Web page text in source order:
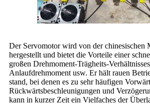
Der Servomotor wird von der chinesischen
hergestellt und bietet die Vorteile einer
großen Drehmoment-Trägheits-
Anlaufdrehmoment usw. Er hält rauen
stand, bei denen es zu sehr häufigen
Rückwärtsbeschleunigungen und
kann in kurzer Zeit ein Vielfaches der